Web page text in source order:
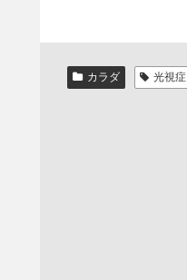
カラダ 光視症